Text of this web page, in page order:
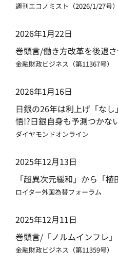
週刊エコノミスト（2026/1/27号）
2026年1月22日
巻頭言/働き方改革を後退
金融財政ビジネス（第11367号）
2026年1月16日
日銀の26年は利上げ「な
悟!?日銀自身も予測つかな
ダイヤモンドオンライン
2025年12月13日
「超異次元緩和」から「
ロイター外国為替フォーラム
2025年12月11日
巻頭言/「ノルムインフレ
金融財政ビジネス（第11359号）